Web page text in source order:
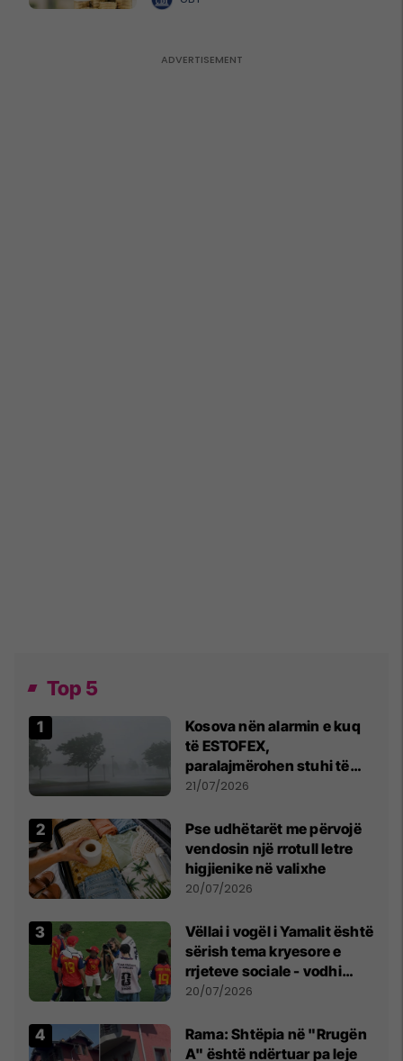
Top 5
Kosova nën alarmin e kuq
të ESTOFEX,
paralajmërohen stuhi të
fuqishme me breshër dhe
21/07/2026
Pse udhëtarët me përvojë
vendosin një rrotull letre
higjienike në valixhe
20/07/2026
Vëllai i vogël i Yamalit është
sërish tema kryesore e
rrjeteve sociale - vodhi
vëmendjen pas finales së
20/07/2026
Rama: Shtëpia në "Rrugën
A" është ndërtuar pa leje